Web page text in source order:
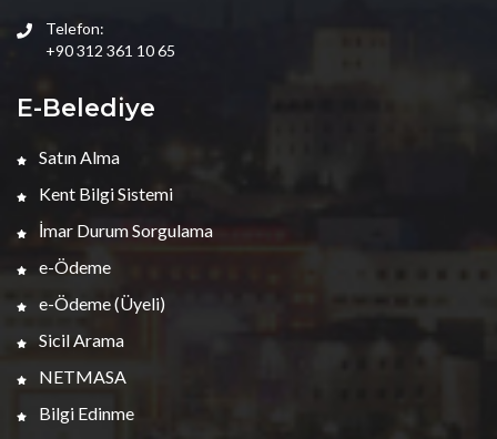
Telefon:
+90 312 361 10 65
E-Belediye
Satın Alma
Kent Bilgi Sistemi
İmar Durum Sorgulama
e-Ödeme
e-Ödeme (Üyeli)
Sicil Arama
NETMASA
Bilgi Edinme